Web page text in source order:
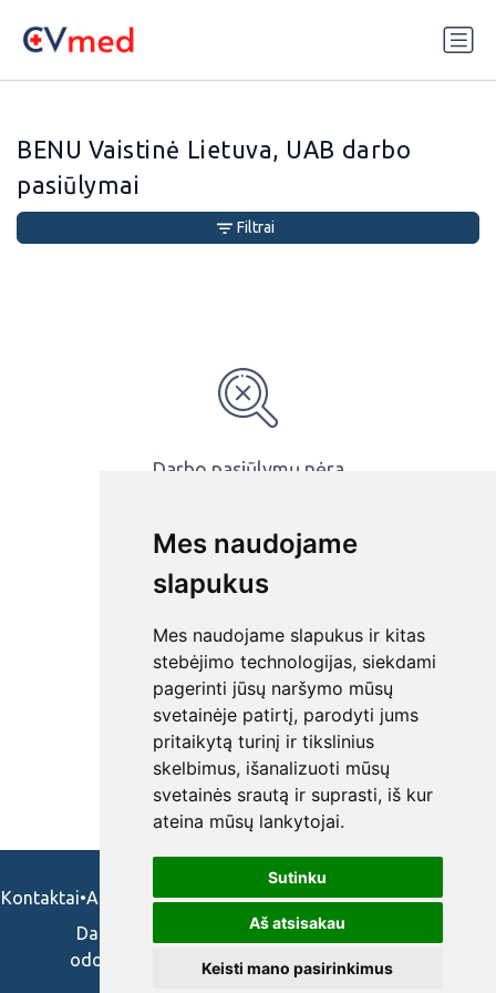
Mes naudojame
slapukus
Mes naudojame slapukus ir kitas
stebėjimo technologijas, siekdami
pagerinti jūsų naršymo mūsų
svetainėje patirtį, parodyti jums
pritaikytą turinį ir tikslinius
skelbimus, išanalizuoti mūsų
svetainės srautą ir suprasti, iš kur
ateina mūsų lankytojai.
Sutinku
Aš atsisakau
Keisti mano pasirinkimus
BENU Vaistinė Lietuva, UAB darbo
pasiūlymai
Darbo pasiūlymų nėra
Filtrai
Kontaktai•Apie mus•Naudojimosi taisykės•Privatumo politika
Darbo skelbimai ir pasiūlymai: gydytojams,
odontologams, slaugytojams, veterinarams,